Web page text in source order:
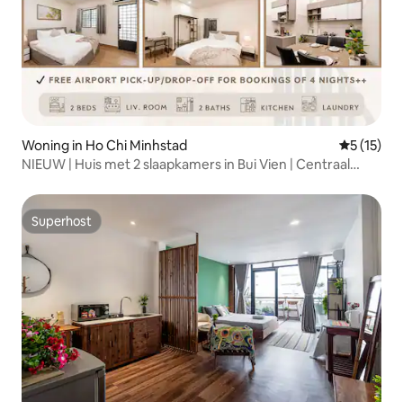
Woning in Ho Chi Minhstad
5 (15)
NIEUW | Huis met 2 slaapkamers in Bui Vien | Centraal
Superhost
Superhost